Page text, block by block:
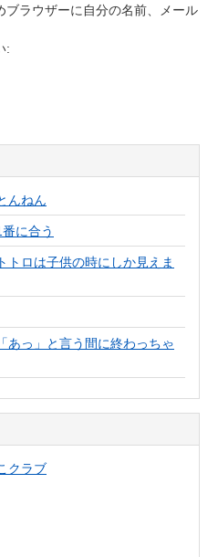
ブラウザーに自分の名前、メール
:
んねん
に合う
ロは子供の時にしか見えま
あっ」と言う間に終わっちゃ
クラブ